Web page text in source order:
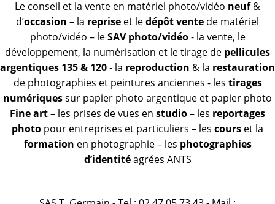
Le conseil et la vente en matériel photo/vidéo neuf&
d’occasion – la reprise et ledépôt vente de matériel
photo/vidéo – leSAV photo/vidéo- la vente, le
développement, la numérisation et le tirage de pellicules
argentiques 135 & 120- la reproduction & la restauration
de photographies et peintures anciennes - les tirages
numériquessur papier photo argentique et papier photo
Fine art– les prises de vues en studio– les reportages
photo pour entreprises et particuliers – les cours et la
formation en photographie – les photographies
d’identitéagrées ANTS